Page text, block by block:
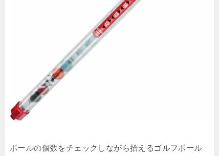
ボールの個数をチェックしながら拾えるゴルフボール